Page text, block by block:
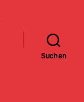
Suchen